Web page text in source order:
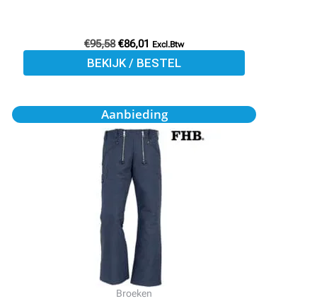
€95,58 €86,01 Excl.Btw
BEKIJK / BESTEL
Aanbieding
Broeken
Oorspronkelijke
prijs
was:
€87,26.
Huidige
prijs
is:
€78,52.
Dit
product
heeft
meerdere
variaties.
Deze
optie
kan
gekozen
worden